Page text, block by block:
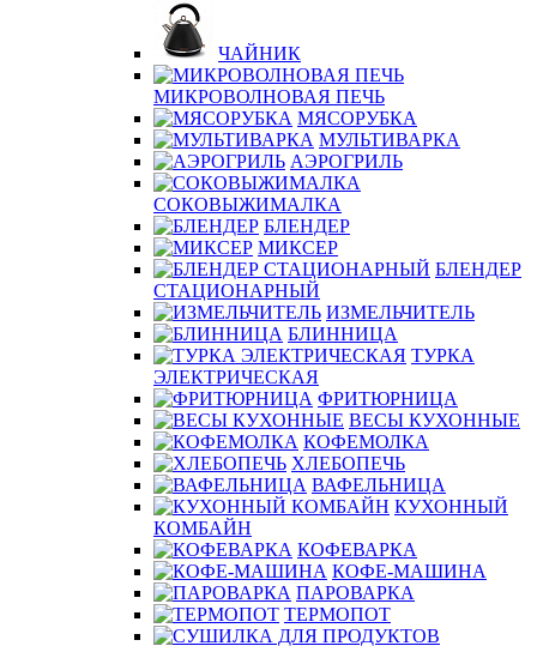
ЧАЙНИК
МИКРОВОЛНОВАЯ ПЕЧЬ
МЯСОРУБКА
МУЛЬТИВАРКА
АЭРОГРИЛЬ
СОКОВЫЖИМАЛКА
БЛЕНДЕР
МИКСЕР
БЛЕНДЕР
СТАЦИОНАРНЫЙ
ИЗМЕЛЬЧИТЕЛЬ
БЛИННИЦА
ТУРКА
ЭЛЕКТРИЧЕСКАЯ
ФРИТЮРНИЦА
ВЕСЫ КУХОННЫЕ
КОФЕМОЛКА
ХЛЕБОПЕЧЬ
ВАФЕЛЬНИЦА
КУХОННЫЙ
КОМБАЙН
КОФЕВАРКА
КОФЕ-МАШИНА
ПАРОВАРКА
ТЕРМОПОТ